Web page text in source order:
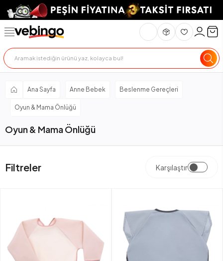
Ana Sayfa Anne Bebek Beslenme Gereçleri
Oyun & Mama Önlüğü
Oyun & Mama Önlüğü
Filtreler Karşılaştır